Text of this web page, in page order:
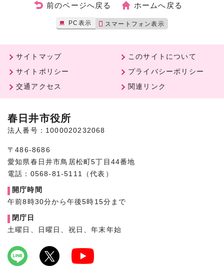
前のページへ戻る ホームへ戻る
PC表示 スマートフォン表示
サイトマップ
このサイトについて
サイトポリシー
プライバシーポリシー
交通アクセス
関連リンク
春日井市役所
法人番号：1000020232068
〒486-8686
愛知県春日井市鳥居松町5丁目44番地
電話：0568-81-5111（代表）
開庁時間
午前8時30分から午後5時15分まで
閉庁日
土曜日、日曜日、祝日、年末年始